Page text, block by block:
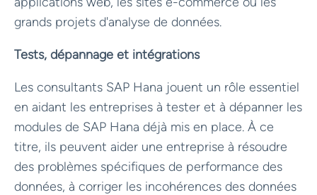
grands projets d'analyse de données.
Tests, dépannage et intégrations
Les consultants SAP Hana jouent un rôle essentiel
en aidant les entreprises à tester et à dépanner les
modules de SAP Hana déjà mis en place. À ce
titre, ils peuvent aider une entreprise à résoudre
des problèmes spécifiques de performance des
données, à corriger les incohérences des données